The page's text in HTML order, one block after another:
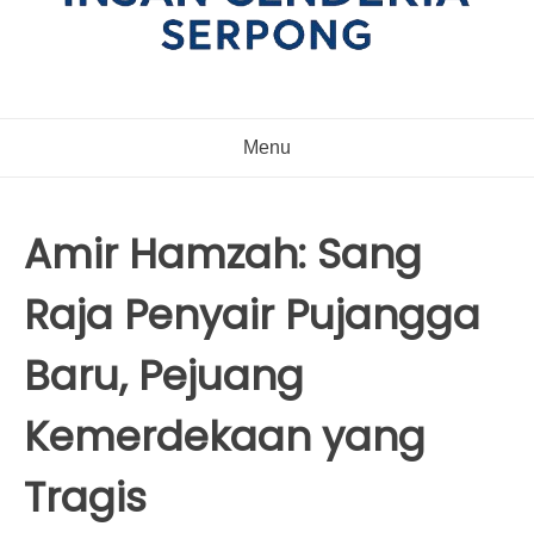
Menu
Amir Hamzah: Sang
Raja Penyair Pujangga
Baru, Pejuang
Kemerdekaan yang
Tragis